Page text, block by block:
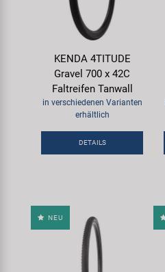
KENDA 4TITUDE
Gravel 700 x 42C
Faltreifen Tanwall
in verschiedenen Varianten
erhältlich
DETAILS
NEU